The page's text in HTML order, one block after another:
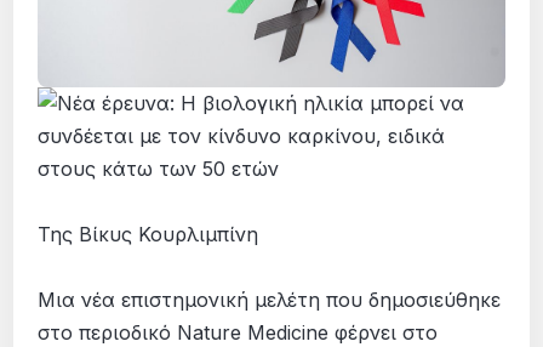
Της Βίκυς Κουρλιμπίνη
Μια νέα επιστημονική μελέτη που δημοσιεύθηκε
στο περιοδικό Nature Medicine φέρνει στο